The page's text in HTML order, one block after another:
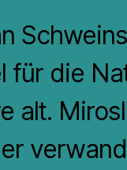
für die
alt.